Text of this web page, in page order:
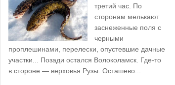
третий час. По
сторонам мелькают
заснеженные поля с
черными
проплешинами, перелески, опустевшие дачные
участки... Позади остался Волоколамск. Где-то
в стороне — верховья Рузы. Осташево...